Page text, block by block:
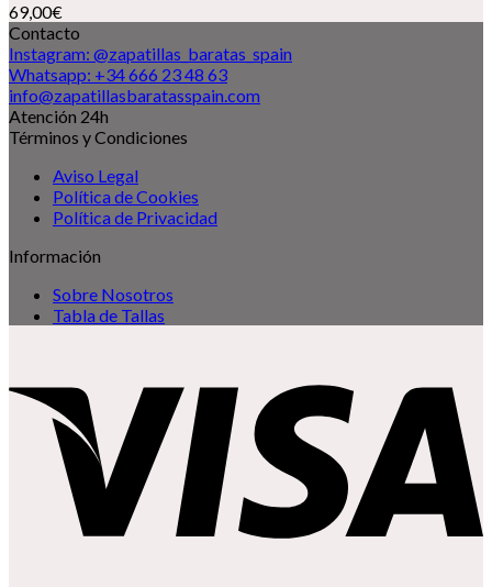
69,00€
Contacto
Instagram: @zapatillas_baratas_spain
Whatsapp: +34 666 23 48 63
info@zapatillasbaratasspain.com
Atención 24h
Términos y Condiciones
Aviso Legal
Política de Cookies
Política de Privacidad
Información
Sobre Nosotros
Tabla de Tallas